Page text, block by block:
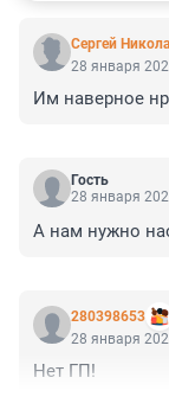
Cepгeй
28 января
Им наверное
Гость
28 января
А нам нужно
280398653
28 января
Нет ГП!